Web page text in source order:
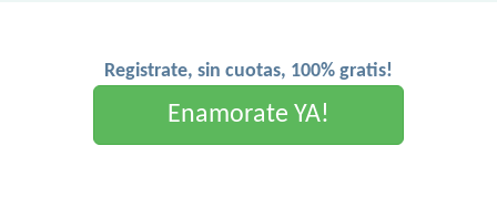
Registrate, sin cuotas, 100% gratis!
Enamorate YA!